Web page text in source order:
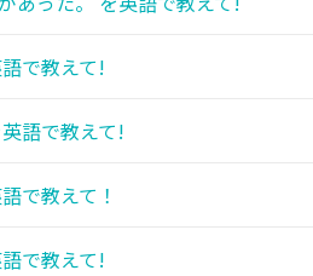
で教えて!
語で教えて!
で教えて！
で教えて!